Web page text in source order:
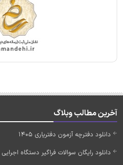
آخرین مطالب وبلاگ
دانلود دفترچه آزمون دفتریاری 1405
دانلود رایگان سوالات فراگیر دستگاه